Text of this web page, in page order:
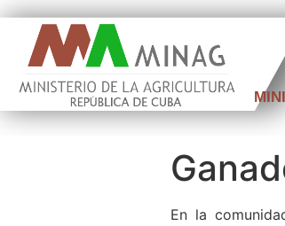
En la